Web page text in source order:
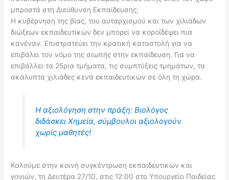
μπροστά στη Διεύθυνση Εκπαίδευσης;
Η κυβέρνηση της βίας, του αυταρχισμού και των χιλιάδων
διώξεων εκπαιδευτικών δεν μπορεί να κοροϊδέψει πια
κανέναν. Επιστρατεύει την κρατική καταστολή για να
επιβάλει τον νόμο της σιωπής στην εκπαίδευση. Για να
επιβάλλει τα 25ρια τμήματα, τις συμπτύξεις τμημάτων, τα
ακάλυπτα χιλιάδες κενά εκπαιδευτικών σε όλη τη χώρα.
Η αξιολόγηση στην πράξη: Βιολόγος
διδάσκει Χημεία, σύμβουλοι αξιολογούν
χωρίς μαθητές!
Καλούμε στην κοινή συγκέντρωση εκπαιδευτικών και
γονιών, τη Δευτέρα 27/10, στις 12:00 στο Υπουργείο Παιδείας